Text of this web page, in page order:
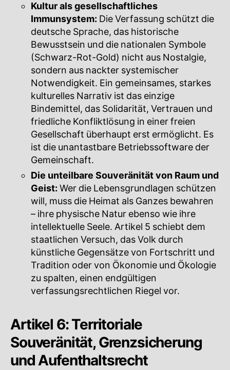
Kultur als gesellschaftliches
Immunsystem: Die Verfassung schützt die
deutsche Sprache, das historische
Bewusstsein und die nationalen Symbole
(Schwarz-Rot-Gold) nicht aus Nostalgie,
sondern aus nackter systemischer
Notwendigkeit. Ein gemeinsames, starkes
kulturelles Narrativ ist das einzige
Bindemittel, das Solidarität, Vertrauen und
friedliche Konfliktlösung in einer freien
Gesellschaft überhaupt erst ermöglicht. Es
ist die unantastbare Betriebssoftware der
Gemeinschaft.
Die unteilbare Souveränität von Raum und
Geist: Wer die Lebensgrundlagen schützen
will, muss die Heimat als Ganzes bewahren
– ihre physische Natur ebenso wie ihre
intellektuelle Seele. Artikel 5 schiebt dem
staatlichen Versuch, das Volk durch
künstliche Gegensätze von Fortschritt und
Tradition oder von Ökonomie und Ökologie
zu spalten, einen endgültigen
verfassungsrechtlichen Riegel vor.
Artikel 6: Territoriale
Souveränität, Grenzsicherung
und Aufenthaltsrecht